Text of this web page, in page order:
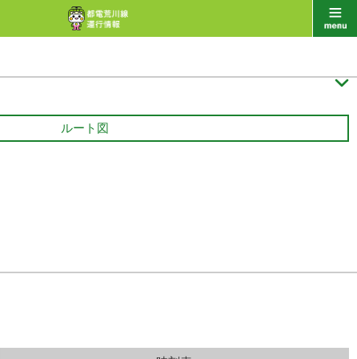

ルート図